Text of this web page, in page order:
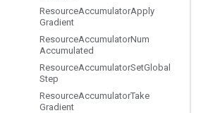
ResourceAccumulatorApply
Gradient
ResourceAccumulatorNum
Accumulated
ResourceAccumulatorSetGlobal
Step
ResourceAccumulatorTake
Gradient